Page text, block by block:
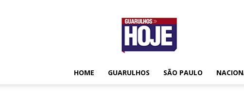
Guarulhos
Hoje
HOME GUARULHOS SÃO PAULO